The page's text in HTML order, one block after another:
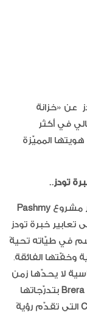
عن «خزانة
في أكثر
هويتها المميّزة
مشروعPashmy
خبرة تودز
في طيّاته تحيةً
وخفّتها الفائقة.
لا يحدّها زمن
بتدرّجاتها
التي تقدّم رؤيةً